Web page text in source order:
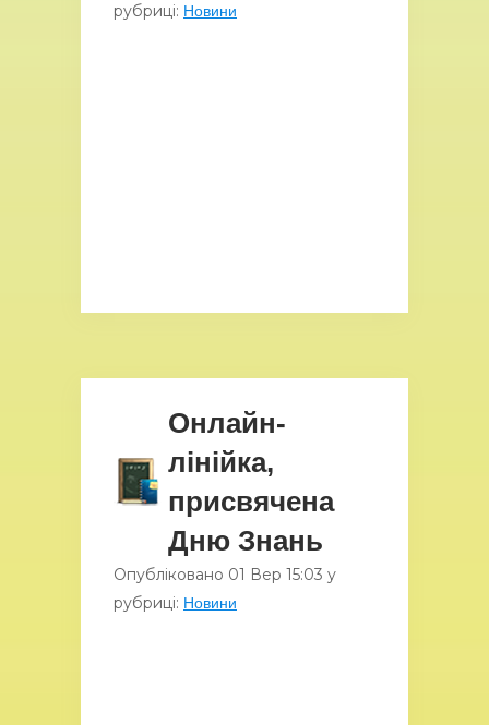
рубриці: Новини
Онлайн-
лінійка,
присвячена
Дню Знань
Опубліковано 01 Вер 15:03 у
рубриці: Новини